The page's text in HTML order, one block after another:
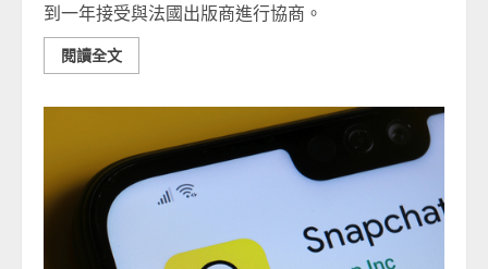
到一年接受與法國出版商進行協商。
閱讀全文